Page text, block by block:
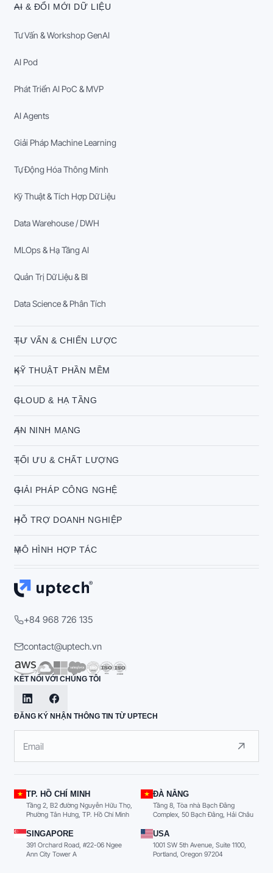
AI & ĐỔI MỚI DỮ LIỆU
Tư Vấn & Workshop GenAI
AI Pod
Phát Triển AI PoC & MVP
AI Agents
Giải Pháp Machine Learning
Tự Động Hóa Thông Minh
Kỹ Thuật & Tích Hợp Dữ Liệu
Data Warehouse / DWH
MLOps & Hạ Tầng AI
Quản Trị Dữ Liệu & BI
Data Science & Phân Tích
TƯ VẤN & CHIẾN LƯỢC
KỸ THUẬT PHẦN MỀM
CLOUD & HẠ TẦNG
AN NINH MẠNG
TỐI ƯU & CHẤT LƯỢNG
GIẢI PHÁP CÔNG NGHỆ
HỖ TRỢ DOANH NGHIỆP
MÔ HÌNH HỢP TÁC
+84 968 726 135
contact@uptech.vn
KẾT NỐI VỚI CHÚNG TÔI
ĐĂNG KÝ NHẬN THÔNG TIN TỪ UPTECH
TP. HỒ CHÍ MINH
Tầng 2, B2 đường Nguyễn Hữu Thọ,
Phường Tân Hưng, TP. Hồ Chí Minh
ĐÀ NẴNG
Tầng 8, Tòa nhà Bạch Đằng
Complex, 50 Bạch Đằng, Hải Châu
SINGAPORE
391 Orchard Road, #22-06 Ngee
Ann City Tower A
USA
1001 SW 5th Avenue, Suite 1100,
Portland, Oregon 97204